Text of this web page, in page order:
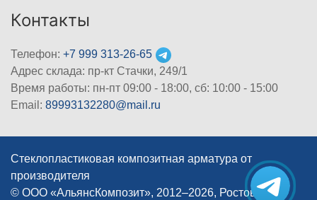
Контакты
Телефон: +7 999 313-26-65
Адрес склада: пр-кт Стачки, 249/1
Время работы: пн-пт 09:00 - 18:00, cб: 10:00 - 15:00
Email: 89993132280@mail.ru
Стеклопластиковая композитная арматура от
производителя
© ООО «АльянсКомпозит», 2012–2026, Ростов-на-